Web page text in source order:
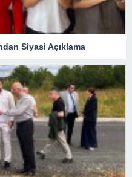
Siyasi Açıklama